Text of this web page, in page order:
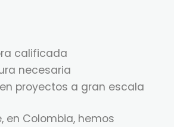
calificada
necesaria
proyectos a gran escala
en Colombia, hemos